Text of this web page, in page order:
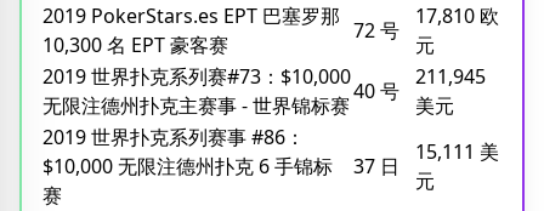
2019 PokerStars.es EPT 巴塞罗那
10,300 名 EPT 豪客赛
72 号
17,810 欧
元
2019 世界扑克系列赛#73：$10,000
无限注德州扑克主赛事 - 世界锦标赛
40 号
211,945
美元
2019 世界扑克系列赛事 #86：
$10,000 无限注德州扑克 6 手锦标
赛
37 日
15,111 美
元